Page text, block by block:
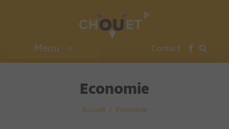
Menu ≡ Contact
Economie
Accueil Economie